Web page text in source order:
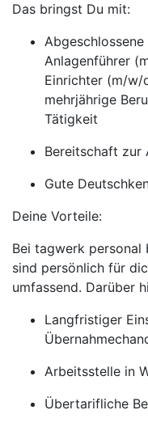
Das bringst Du mit:
Anlagenführer
Einrichter (m/w/
mehrjährige
Tätigkeit
Bereitschaft zur
Gute
Deine Vorteile:
Bei tagwerk personal
sind persönlich für
umfassend. Darüber
Langfristiger
Arbeitsstelle in
Übertarifliche